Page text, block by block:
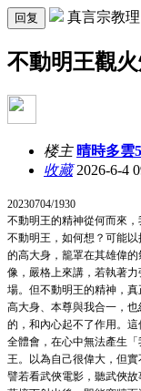
回复 真言宗教理
不動明王觀
楼主 晴時多雲
收藏2026-6-4
20230704/1930
不動明王的精神從何而來
不動明王，如何想？可能
的高大身，籠罩在其雄偉
像，嚴格上來講，若執著
場。但不動明王的精神，
高大身、本尊與我合一，
的，和內心起不了作用。
全體會，在心中無法產生
王。以為自己很偉大，但實
譬若看武俠電影，聽武俠